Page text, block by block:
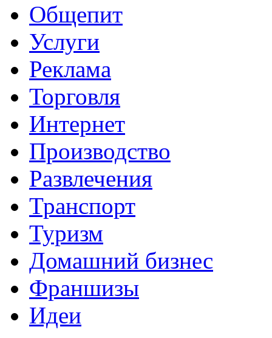
Общепит
Услуги
Реклама
Торговля
Интернет
Производство
Развлечения
Транспорт
Туризм
Домашний бизнес
Франшизы
Идеи